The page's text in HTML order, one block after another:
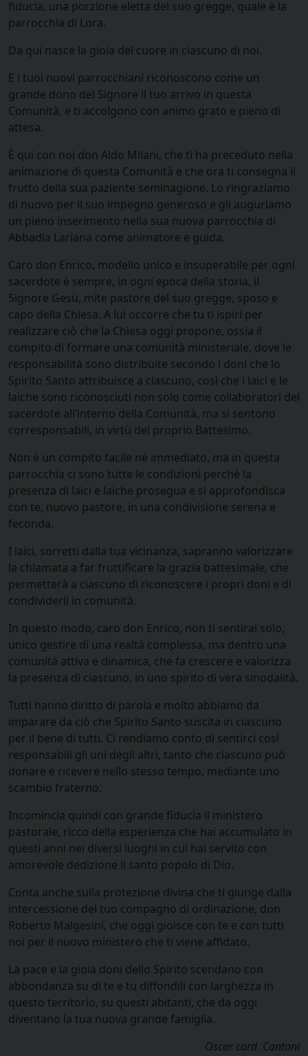
fiducia, una porzione eletta del suo gregge, quale è la
parrocchia di Lora.
Da qui nasce la gioia del cuore in ciascuno di noi.
E i tuoi nuovi parrocchiani riconoscono come un
grande dono del Signore il tuo arrivo in questa
Comunità, e ti accolgono con animo grato e pieno di
attesa.
È qui con noi don Aldo Milani, che ti ha preceduto nella
animazione di questa Comunità e che ora ti consegna il
frutto della sua paziente seminagione. Lo ringraziamo
di nuovo per il suo impegno generoso e gli auguriamo
un pieno inserimento nella sua nuova parrocchia di
Abbadia Lariana come animatore e guida.
Caro don Enrico, modello unico e insuperabile per ogni
sacerdote è sempre, in ogni epoca della storia, il
Signore Gesù, mite pastore del suo gregge, sposo e
capo della Chiesa. A lui occorre che tu ti ispiri per
realizzare ciò che la Chiesa oggi propone, ossia il
compito di formare una comunità ministeriale, dove le
responsabilità sono distribuite secondo i doni che lo
Spirito Santo attribuisce a ciascuno, così che i laici e le
laiche sono riconosciuti non solo come collaboratori del
sacerdote all’interno della Comunità, ma si sentono
corresponsabili, in virtù del proprio Battesimo.
Non è un compito facile né immediato, ma in questa
parrocchia ci sono tutte le condizioni perché la
presenza di laici e laiche prosegua e si approfondisca
con te, nuovo pastore, in una condivisione serena e
feconda.
I laici, sorretti dalla tua vicinanza, sapranno valorizzare
la chiamata a far fruttificare la grazia battesimale, che
permetterà a ciascuno di riconoscere i propri doni e di
condividerli in comunità.
In questo modo, caro don Enrico, non ti sentirai solo,
unico gestire di una realtà complessa, ma dentro una
comunità attiva e dinamica, che fa crescere e valorizza
la presenza di ciascuno, in uno spirito di vera sinodalità.
Tutti hanno diritto di parola e molto abbiamo da
imparare da ciò che Spirito Santo suscita in ciascuno
per il bene di tutti. Ci rendiamo conto di sentirci così
responsabili gli uni degli altri, tanto che ciascuno può
donare e ricevere nello stesso tempo, mediante uno
scambio fraterno.
Incomincia quindi con grande fiducia il ministero
pastorale, ricco della esperienza che hai accumulato in
questi anni nei diversi luoghi in cui hai servito con
amorevole dedizione il santo popolo di Dio.
Conta anche sulla protezione divina che ti giunge dalla
intercessione del tuo compagno di ordinazione, don
Roberto Malgesini, che oggi gioisce con te e con tutti
noi per il nuovo ministero che ti viene affidato.
La pace e la gioia doni dello Spirito scendano con
abbondanza su di te e tu diffondili con larghezza in
questo territorio, su questi abitanti, che da oggi
diventano la tua nuova grande famiglia.
Oscar card. Cantoni